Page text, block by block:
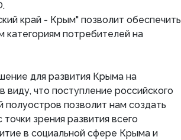
край - Крым" позволит обеспечить
категориям потребителей на
для развития Крыма на
что поступление российского
полуостров позволит нам создать
зрения развития всего
в социальной сфере Крыма и